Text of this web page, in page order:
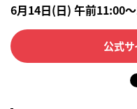
6月14日(日) 午前11:00
公式サ